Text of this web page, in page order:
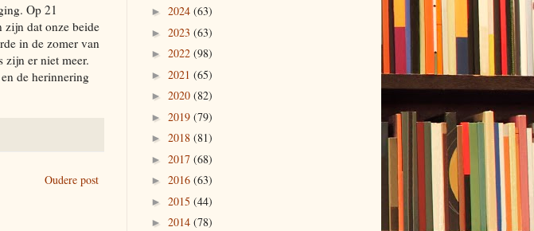
Op 21
zijn dat onze beide
in de zomer van
zijn er niet meer.
de herinnering
Oudere post
► 2024 (63)
► 2023 (63)
► 2022 (98)
► 2021 (65)
► 2020 (82)
► 2019 (79)
► 2018 (81)
► 2017 (68)
► 2016 (63)
► 2015 (44)
► 2014 (78)